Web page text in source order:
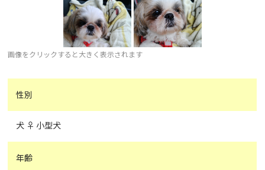
画像をクリックすると大きく表示されます
性別
犬 ♀ 小型犬
年齢